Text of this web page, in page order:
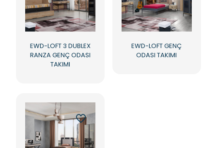
EWD-LOFT 3 DUBLEX
RANZA GENÇ ODASI
TAKIMI
EWD-LOFT GENÇ
ODASI TAKIMI